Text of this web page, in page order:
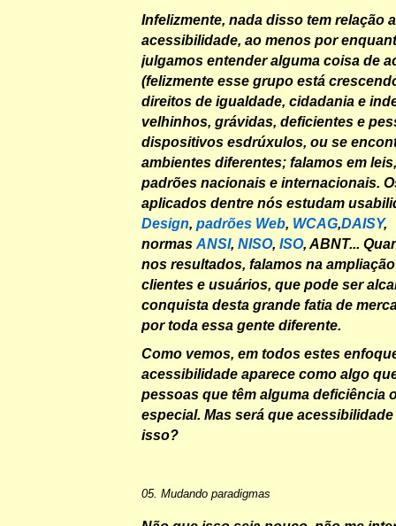
Infelizmente, nada disso tem relação
acessibilidade, ao menos por
julgamos entender alguma coisa de
(felizmente esse grupo está
direitos de igualdade, cidadania e
velhinhos, grávidas, deficientes e
dispositivos esdrúxulos, ou se
ambientes diferentes; falamos em
padrões nacionais e internacionais.
aplicados dentre nós estudam
Design, padrões Web, WCAG,DAISY,
normas ANSI, NISO, ISO, ABNT...
nos resultados, falamos na
clientes e usuários, que pode ser
conquista desta grande fatia de
por toda essa gente diferente.
Como vemos, em todos estes
acessibilidade aparece como algo
pessoas que têm alguma deficiência
especial. Mas será que
isso?
05. Mudando paradigmas